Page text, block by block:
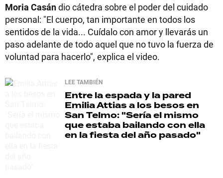
Moria Casándio cátedra sobre el poder del cuidado
personal: "El cuerpo, tan importante en todos los
sentidos de la vida... Cuídalo con amor y llevarás un
paso adelante de todo aquel que no tuvo la fuerza de
voluntad para hacerlo", explica el video.
LEE TAMBIÉN
Entre la espada y la pared
Emilia Attias a los besos en
San Telmo: "Sería el mismo
que estaba bailando con ella
en la fiesta del año pasado"